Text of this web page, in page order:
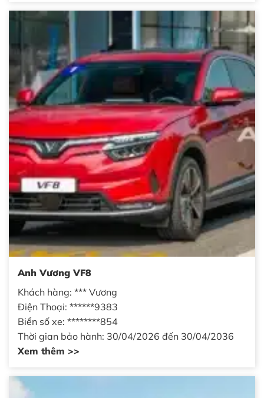
Anh Vương VF8
Khách hàng: *** Vương
Điện Thoại: ******9383
Biển số xe: ********854
Thời gian bảo hành: 30/04/2026 đến 30/04/2036
Xem thêm >>